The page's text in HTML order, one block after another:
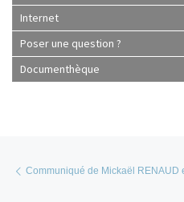
Internet
Poser une question ?
Documenthèque
Parcourir les
Communiqué de Mickaël RENAUD